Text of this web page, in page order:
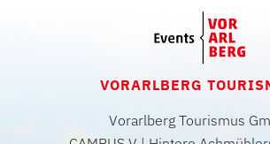
VORARLBERG
Vorarlberg Tourismus